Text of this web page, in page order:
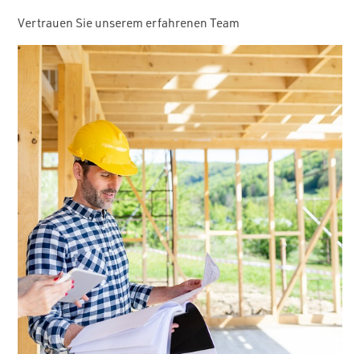
Vertrauen Sie unserem erfahrenen Team